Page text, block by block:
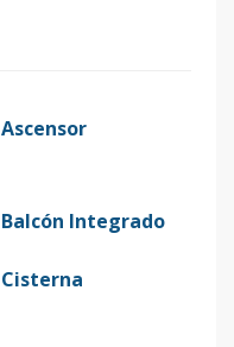
Ascensor
Balcón Integrado
Cisterna